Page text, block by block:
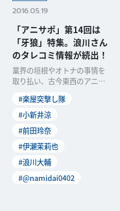
2016.05.19
「アニサポ」第14回は
「牙狼」特集。浪川さん
のタレコミ情報が続出！
業界の垣根やオトナの事情を
取り払い、古今東西のアニメ
えてくれる総合アニメワ
#楽屋突撃し隊
#小新井涼
#前田玲奈
#伊瀬茉莉也
#浪川大輔
#@namidai0402